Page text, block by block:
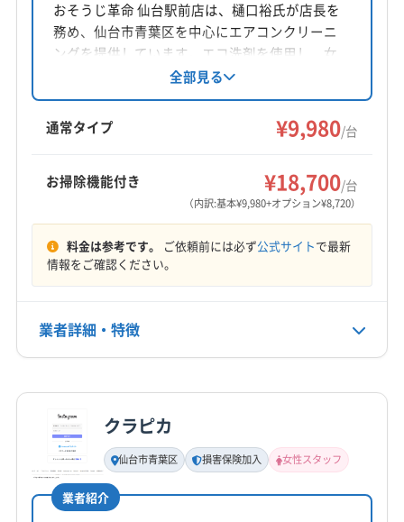
公式HP
おそうじ革命 仙台駅前店は、樋口裕氏が店長を
務め、仙台市青葉区を中心にエアコンクリーニ
ングを提供しています。エコ洗剤を使用し、女
性スタッフ同行も可能。損害保険加入済みでア
フターフォローも充実しています。年中無休で
8:00〜21:00まで対応し、土日祝日も依頼可能で
す。
全部見る
通常タイプ ¥9,980/台
お掃除機能付き ¥18,700/台
（内訳:基本¥9,980+オプション¥8,720）
料金は参考です。 ご依頼前には必ず公式サイトで最新
情報をご確認ください。
業者詳細・特徴
基本情報
代表者名
樋口裕
所在地
クラピカ
仙台市青葉区 損害保険加入 女性スタッフ
業者紹介